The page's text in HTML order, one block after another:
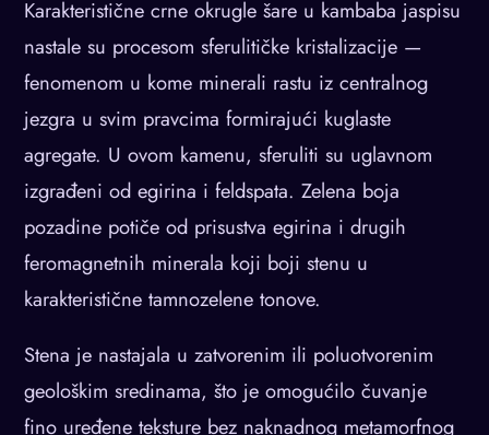
Karakteristične crne okrugle šare u kambaba jaspisu
nastale su procesom sferulitičke kristalizacije —
fenomenom u kome minerali rastu iz centralnog
jezgra u svim pravcima formirajući kuglaste
agregate. U ovom kamenu, sferuliti su uglavnom
izgrađeni od egirina i feldspata. Zelena boja
pozadine potiče od prisustva egirina i drugih
feromagnetnih minerala koji boji stenu u
karakteristične tamnozelene tonove.
Stena je nastajala u zatvorenim ili poluotvorenim
geološkim sredinama, što je omogućilo čuvanje
fino uređene teksture bez naknadnog metamorfnog